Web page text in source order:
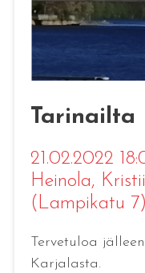
Tarinailta
21.02.2022
Heinola,
(Lampikatu 7)
Tervetuloa
Karjalasta.